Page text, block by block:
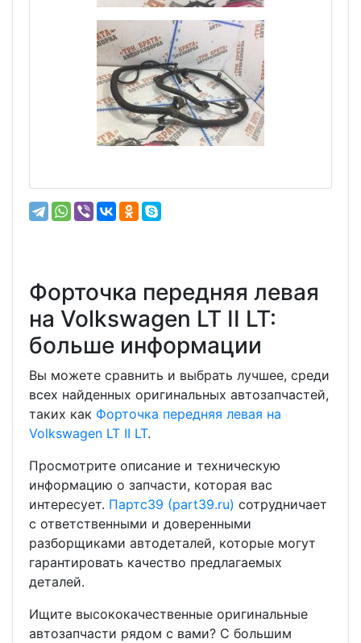
Форточка передняя левая
на Volkswagen LT II LT:
больше информации
Вы можете сравнить и выбрать лучшее, среди
всех найденных оригинальных автозапчастей,
таких как Форточка передняя левая на
Volkswagen LT II LT.
Просмотрите описание и техническую
информацию о запчасти, которая вас
интересует. Партс39 (part39.ru) сотрудничает
с ответственными и доверенными
разборщиками автодеталей, которые могут
гарантировать качество предлагаемых
деталей.
Ищите высококачественные оригинальные
автозапчасти рядом с вами? С большим